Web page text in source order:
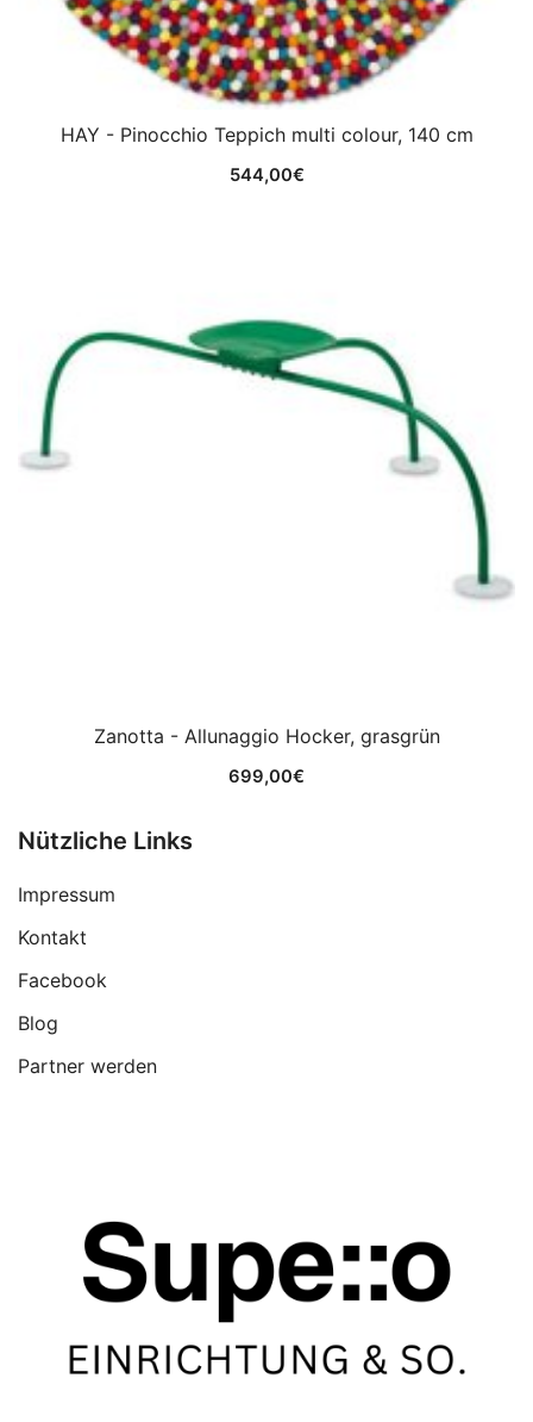
HAY - Pinocchio Teppich multi colour, 140 cm
544,00€
Zanotta - Allunaggio Hocker, grasgrün
699,00€
Nützliche Links
Impressum
Kontakt
Facebook
Blog
Partner werden